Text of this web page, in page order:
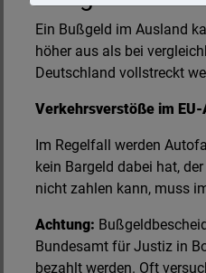
Ein Bußgeld im Ausland
höher aus als bei
Deutschland vollstreckt
Verkehrsverstöße im EU-
Im Regelfall werden
kein Bargeld dabei hat,
nicht zahlen kann, muss
Achtung:
Bundesamt für Justiz in
bezahlt werden. Oft